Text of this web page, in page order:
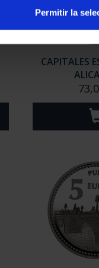
Permitir la
CAPITALES